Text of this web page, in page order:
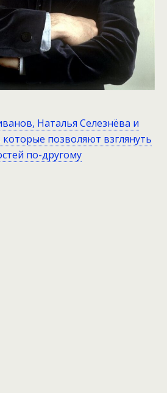
Наталья Селезнёва и
которые позволяют взглянуть
по-другому